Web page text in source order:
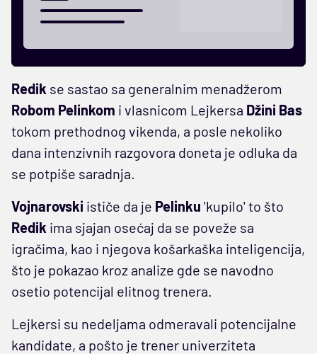
Redik se sastao sa generalnim menadžerom
Robom Pelinkom i vlasnicom Lejkersa Džini Bas
tokom prethodnog vikenda, a posle nekoliko
dana intenzivnih razgovora doneta je odluka da
se potpiše saradnja.
Vojnarovski ističe da je Pelinku 'kupilo' to što
Redik ima sjajan osećaj da se poveže sa
igračima, kao i njegova košarkaška inteligencija,
što je pokazao kroz analize gde se navodno
osetio potencijal elitnog trenera.
Lejkersi su nedeljama odmeravali potencijalne
kandidate, a pošto je trener univerziteta